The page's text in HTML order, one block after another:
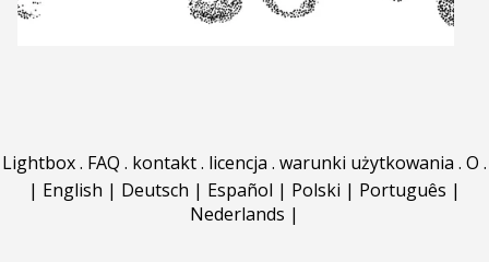
Lightbox. FAQ . kontakt. licencja . warunki użytkowania . O .
| English | Deutsch | Español | Polski | Português |
Nederlands |